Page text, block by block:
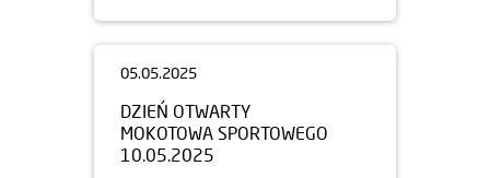
05.05.2025
DZIEŃ OTWARTY
MOKOTOWA SPORTOWEGO
10.05.2025